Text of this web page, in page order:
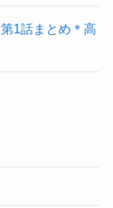
1話まとめ＊高